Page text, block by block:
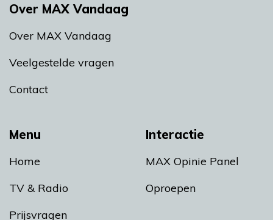
Menu
Home
TV & Radio
Prijsvragen
Interactie
MAX Opinie Panel
Oproepen
Over MAX Vandaag
Over MAX Vandaag
Veelgestelde vragen
Contact